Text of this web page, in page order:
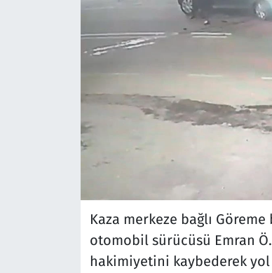
Kaza merkeze bağlı
otomobil sürücüsü Emran
hakimiyetini kaybederek yol